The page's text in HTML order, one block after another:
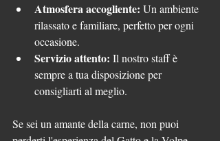
Atmosfera accogliente: Un ambiente
rilassato e familiare, perfetto per ogni
occasione.
Servizio attento: Il nostro staff è
sempre a tua disposizione per
consigliarti al meglio.
Se sei un amante della carne, non puoi